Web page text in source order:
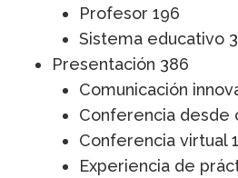
Profesor 196
Sistema educativo
Presentación 386
Comunicación
Conferencia desde
Conferencia virtual
Experiencia de